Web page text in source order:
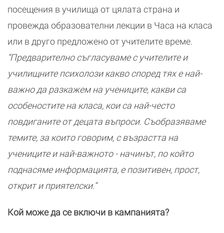
посещения в училища от цялата страна и
провежда образователни лекции в Часа на класа
или в друго предложено от учителите време.
“Предварително съгласуваме с учителите и
училищните психолози какво според тях е най-
важно да разкажем на учениците, какви са
особеностите на класа, кои са най-често
повдиганите от децата въпроси. Съобразяваме
темите, за които говорим, с възрастта на
учениците инай-важното -начинът, по който
поднасяме информацията, е позитивен, прост,
открит и приятелски.”
Кой може да се включи в кампанията?